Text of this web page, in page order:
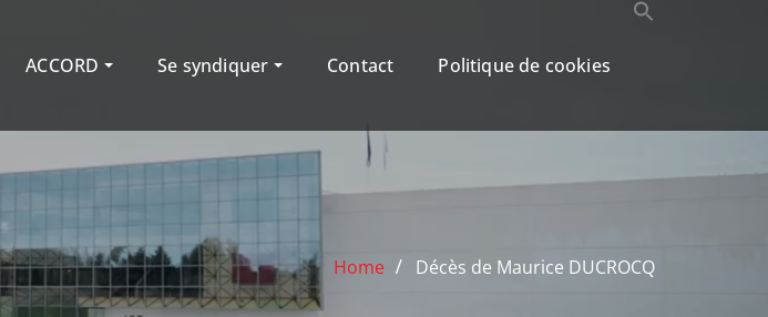
ACCORD Se syndiquer Contact Politique de cookies
Home Décès de Maurice DUCROCQ